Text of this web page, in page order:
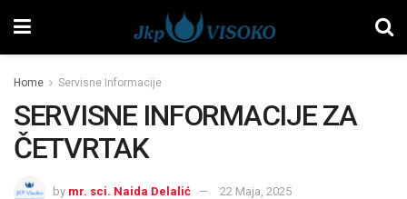
Home Servisne Informacije
SERVISNE INFORMACIJE ZA
ČETVRTAK
by mr. sci. Naida Delalić 22 Maja, 2025